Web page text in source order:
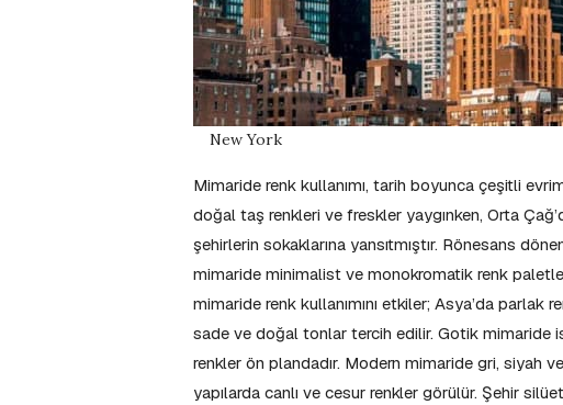
New York
Mimaride renk kullanımı, tarih boyunca çeşitli
doğal taş renkleri ve freskler yaygınken, Orta
şehirlerin sokaklarına yansıtmıştır. Rönesans
mimaride minimalist ve monokromatik renk
mimaride renk kullanımını etkiler; Asya’da parlak
sade ve doğal tonlar tercih edilir. Gotik mimaride
renkler ön plandadır. Modern mimaride gri, siyah
yapılarda canlı ve cesur renkler görülür. Şehir